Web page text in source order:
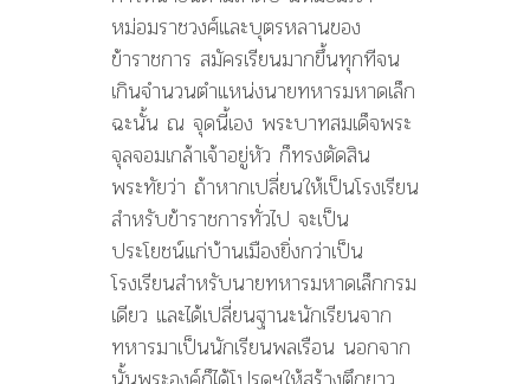
หม่อมราชวงศ์และบุตรหลานของ
ข้าราชการ สมัครเรียนมากขึ้นทุกทีจน
เกินจำนวนตำแหน่งนายทหารมหาดเล็ก
ฉะนั้น ณ จุดนี้เอง พระบาทสมเด็จพระ
จุลจอมเกล้าเจ้าอยู่หัว ก็ทรงตัดสิน
พระทัยว่า ถ้าหากเปลี่ยนให้เป็นโรงเรียน
สำหรับข้าราชการทั่วไป จะเป็น
ประโยชน์แก่บ้านเมืองยิ่งกว่าเป็น
โรงเรียนสำหรับนายทหารมหาดเล็กกรม
เดียว และได้เปลี่ยนฐานะนักเรียนจาก
ทหารมาเป็นนักเรียนพลเรือน นอกจาก